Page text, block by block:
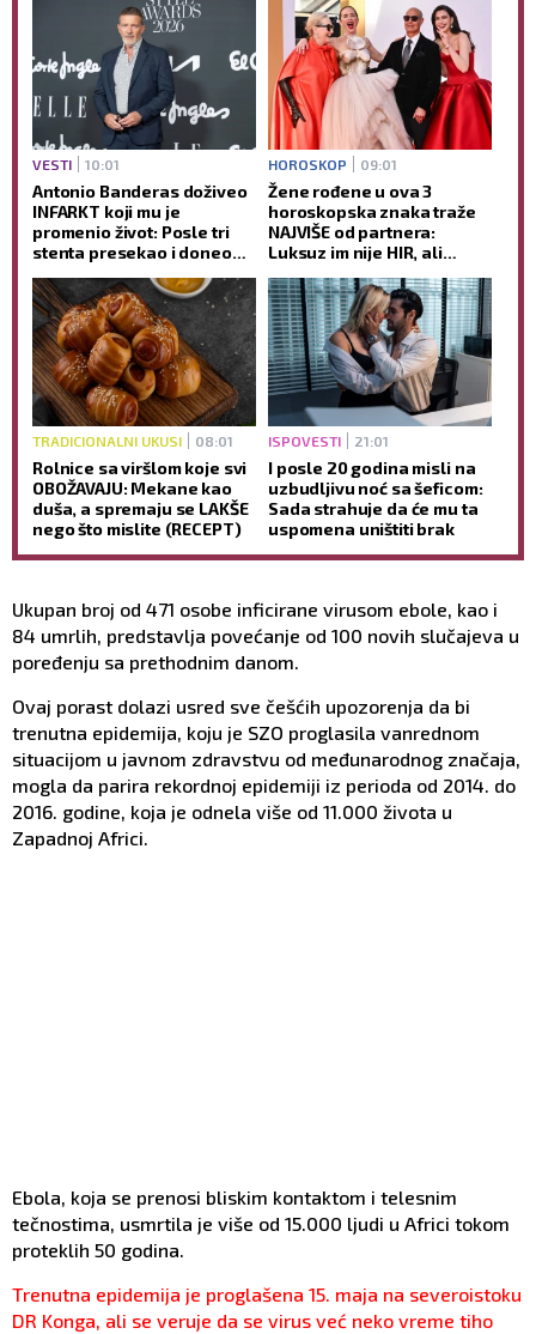
VESTI 10:01
Antonio Banderas doživeo
INFARKT koji mu je
promenio život: Posle tri
stenta presekao i doneo
iznenadila (GALERIJA)
HOROSKOP 09:01
Žene rođene u ova 3
horoskopska znaka traže
NAJVIŠE od partnera:
Luksuz im nije HIR, ali
svako da priušti
TRADICIONALNI UKUSI 08:01
Rolnice sa viršlom koje svi
OBOŽAVAJU: Mekane kao
duša, a spremaju se LAKŠE
nego što mislite (RECEPT)
ISPOVESTI 21:01
I posle 20 godina misli na
uzbudljivu noć sa šeficom:
Sada strahuje da će mu ta
uspomena uništiti brak
Ukupan broj od 471 osobe inficirane virusom ebole, kao i
84 umrlih, predstavlja povećanje od 100 novih slučajeva u
poređenju sa prethodnim danom.
Ovaj porast dolazi usred sve češćih upozorenja da bi
trenutna epidemija, koju je SZO proglasila vanrednom
situacijom u javnom zdravstvu od međunarodnog značaja,
mogla da parira rekordnoj epidemiji iz perioda od 2014. do
2016. godine, koja je odnela više od 11.000 života u
Zapadnoj Africi.
Ebola, koja se prenosi bliskim kontaktom i telesnim
tečnostima, usmrtila je više od 15.000 ljudi u Africi tokom
proteklih 50 godina.
Trenutna epidemija je proglašena 15. maja na severoistoku
DR Konga, ali se veruje da se virus već neko vreme tiho